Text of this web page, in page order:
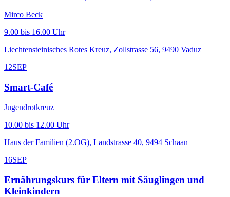
Mirco Beck
9.00 bis 16.00 Uhr
Liechtensteinisches Rotes Kreuz, Zollstrasse 56, 9490 Vaduz
12SEP
Smart-Café
Jugendrotkreuz
10.00 bis 12.00 Uhr
Haus der Familien (2.OG), Landstrasse 40, 9494 Schaan
16SEP
Ernährungskurs für Eltern mit Säuglingen und
Kleinkindern